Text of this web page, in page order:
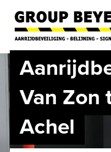
Van Zon
Achel